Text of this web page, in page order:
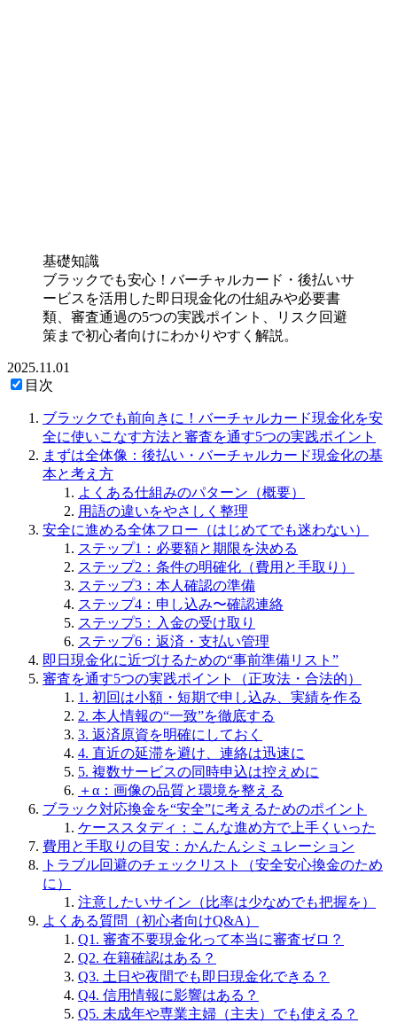
基礎知識
ブラックでも安心！バーチャルカード・後払いサ
ービスを活用した即日現金化の仕組みや必要書
類、審査通過の5つの実践ポイント、リスク回避
策まで初心者向けにわかりやすく解説。
2025.11.01
目次
ブラックでも前向きに！バーチャルカード現金化を安
全に使いこなす方法と審査を通す5つの実践ポイント
まずは全体像：後払い・バーチャルカード現金化の基
本と考え方
よくある仕組みのパターン（概要）
用語の違いをやさしく整理
安全に進める全体フロー（はじめてでも迷わない）
ステップ1：必要額と期限を決める
ステップ2：条件の明確化（費用と手取り）
ステップ3：本人確認の準備
ステップ4：申し込み〜確認連絡
ステップ5：入金の受け取り
ステップ6：返済・支払い管理
即日現金化に近づけるための“事前準備リスト”
審査を通す5つの実践ポイント（正攻法・合法的）
1. 初回は小額・短期で申し込み、実績を作る
2. 本人情報の“一致”を徹底する
3. 返済原資を明確にしておく
4. 直近の延滞を避け、連絡は迅速に
5. 複数サービスの同時申込は控えめに
＋α：画像の品質と環境を整える
ブラック対応換金を“安全”に考えるためのポイント
ケーススタディ：こんな進め方で上手くいった
費用と手取りの目安：かんたんシミュレーション
トラブル回避のチェックリスト（安全安心換金のため
に）
注意したいサイン（比率は少なめでも把握を）
よくある質問（初心者向けQ&A）
Q1. 審査不要現金化って本当に審査ゼロ？
Q2. 在籍確認はある？
Q3. 土日や夜間でも即日現金化できる？
Q4. 信用情報に影響はある？
Q5. 未成年や専業主婦（主夫）でも使える？